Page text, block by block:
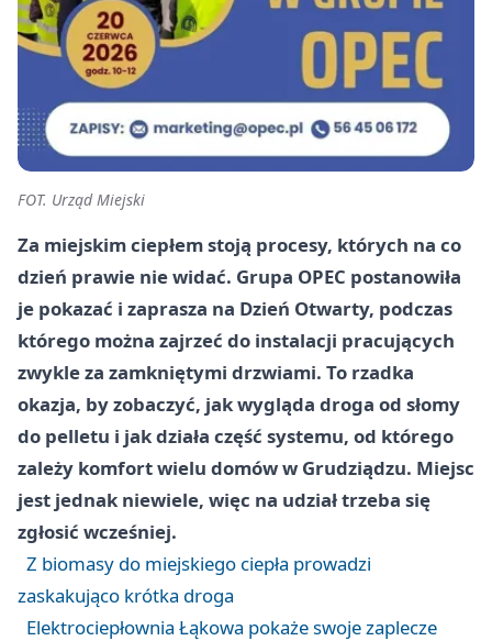
FOT. Urząd Miejski
Za miejskim ciepłem stoją procesy, których na co
dzień prawie nie widać. Grupa OPEC postanowiła
je pokazać i zaprasza na Dzień Otwarty, podczas
którego można zajrzeć do instalacji pracujących
zwykle za zamkniętymi drzwiami. To rzadka
okazja, by zobaczyć, jak wygląda droga od słomy
do pelletu i jak działa część systemu, od którego
zależy komfort wielu domów w Grudziądzu. Miejsc
jest jednak niewiele, więc na udział trzeba się
zgłosić wcześniej.
Z biomasy do miejskiego ciepła prowadzi
zaskakująco krótka droga
Elektrociepłownia Łąkowa pokaże swoje zaplecze